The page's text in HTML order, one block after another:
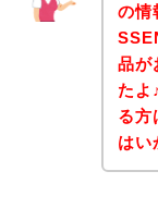
の情
品が
たよ
る方
はい